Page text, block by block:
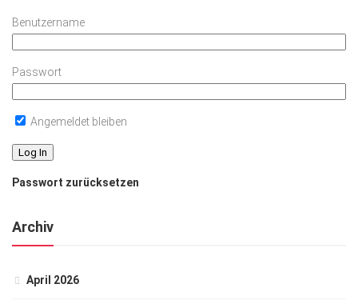
Benutzername
Passwort
Angemeldet bleiben
Passwort zurücksetzen
Archiv
April 2026